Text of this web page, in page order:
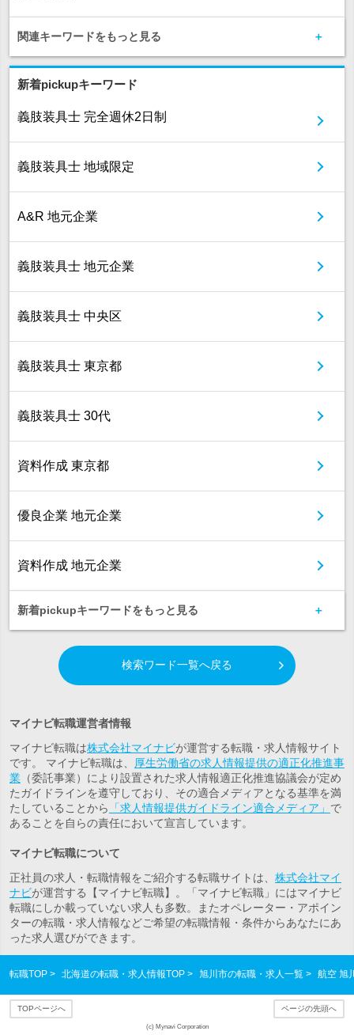
関連キーワードをもっと見る
新着pickupキーワード
義肢装具士 完全週休2日制
義肢装具士 地域限定
A&R 地元企業
義肢装具士 地元企業
義肢装具士 中央区
義肢装具士 東京都
義肢装具士 30代
資料作成 東京都
優良企業 地元企業
資料作成 地元企業
新着pickupキーワードをもっと見る
検索ワード一覧へ戻る
マイナビ転職運営者情報
マイナビ転職は株式会社マイナビが運営する転職・求人情報サイト
です。 マイナビ転職は、
厚生労働省の求人情報提供の適正化推進事
業 （委託事業）により設置された求人情報適正化推進協議会が定め
たガイドラインを遵守しており、その適合メディアとなる基準を満
たしていることから
「求人情報提供ガイドライン適合メディア」 で
あることを自らの責任において宣言しています。
マイナビ転職について
正社員の求人・転職情報をご紹介する転職サイトは、 株式会社マイ
ナビが運営する【マイナビ転職】。「マイナビ転職」にはマイナビ
転職にしか載っていない求人も多数。またオペレーター・アポイン
ターの転職・求人情報などご希望の転職情報・条件からあなたにあ
った求人選びができます。
転職TOP 北海道の転職・求人情報TOP 旭川市の転職・求人一覧 航空 旭
TOPページへ ページの先頭へ
(c) Mynavi Corporation